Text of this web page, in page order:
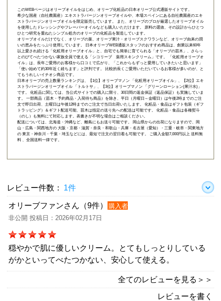
このWEBページはオリーブオイルをはじめ、オリーブ化粧品の日本オリーブ公式通販サイトです。
希少な国産（自社農園産）エキストラバージンオリーブオイルや、本場スペインにある自社農園産のエキ
ストラバージンオリーブオイルを限定販売しています。 また、オリーブのプロが厳選したオリーブオイル
を使用したドレッシングやフレーバーオイルなども購入いただけます。 原料の選抜、その設計からひとつ
ひとつ研究を重ねたシンプル処方のオリーブの化粧品を製造しています。
オリーブオイルだけでなく、オリーブの葉、オリーブ果汁・オリーブスクワランなど、オリーブ由来の潤
いの恵みをたっぷり使用しています。 日本オリーブWEB通販スタッフのおすすめ商品は、創業以来60年
以上愛され続ける「 化粧用オリーブオイル 」と、自宅でも簡単に育てられる「 オリーブの苗木 」、さらっ
とのびてべたつかない家族全員で使える「 シコリーブ 薬用スキンクリーム 」です。 「化粧用オリーブオ
イル」は、長年ご愛用のお客様から口コミで広がり、「これからもずっと愛用していきたいと思います」
「使い始めて約30年近く経ちます」と評判です。 比較的長くご愛用いただいているお客様が多いのが、と
てもうれしいイチオシ商品です。
日本オリーブの売上数量ランキングは、【1位】オリーブマノン 「 化粧用オリーブオイル 」、【2位】 エキ
ストラバージンオリーブオイル 「トルトサ」 、【3位】 オリーブマノン 「グリーンローション(果汁水)」
です。 化粧品に関しては、当公式サイトでの購入に限り、 30日間の返金保証（返品保証）
も実施していま
す。 一部商品（苗木・予約商品・入荷待ち商品）を除き、平日（月曜日～金曜日）は午後2時までのご注
文で即日出荷、土曜日は午後12時までのご注文で当日出荷いたします。 化粧品・食品はギフト包装（ギフ
トラッピング）＆ギフト配送可能、苗木は指定の送り先への配送は可能です。 化粧品・食品は各種熨斗
（のし）も無料にて対応します。表書きが不明な場合はご相談ください。
配送については、北海道・沖縄など、離島にもお送り可能です。 岡山県からの出荷になりますので、岡
山・広島・関西地方の 大阪・京都・滋賀・奈良・和歌山・兵庫・名古屋（愛知）・三重・岐阜・関東地方
の 東京・神奈川・千葉・埼玉などには、最短で注文の翌日着も可能です。 ご購入金額7,000円以上 送料無
料 、全国送料一律です。
レビュー件数： 1件
オリーブファンさん（9件）
購入者
非公開 投稿日：2026年02月17日
穏やかで肌に優しいクリーム。とてもしっとりしている
がかといってべたつかない、安心して使える。
全てのレビューを見る＞＞
レビューを書く